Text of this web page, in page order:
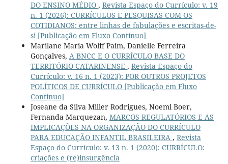
DO ENSINO MÉDIO , Revista Espaço do Currículo: v. 19
n. 1 (2026): CURRÍCULOS E PESQUISAS COM OS
COTIDIANOS: entre linhas de fabulações e escritas-de-
si [Publicação em Fluxo Contínuo]
Marilane Maria Wolff Paim, Danielle Ferreira
Gonçalves, A BNCC E O CURRÍCULO BASE DO
TERRITÓRIO CATARINENSE , Revista Espaço do
Currículo: v. 16 n. 1 (2023): POR OUTROS PROJETOS
POLÍTICOS DE CURRÍCULO [Publicação em Fluxo
Contínuo]
Joseane da Silva Miller Rodrigues, Noemi Boer,
Fernanda Marquezan, MARCOS REGULATÓRIOS E AS
IMPLICAÇÕES NA ORGANIZAÇÃO DO CURRÍCULO
PARA EDUCAÇÃO INFANTIL BRASILEIRA , Revista
Espaço do Currículo: v. 13 n. 1 (2020): CURRÍCULO:
criações e (re)insurgência